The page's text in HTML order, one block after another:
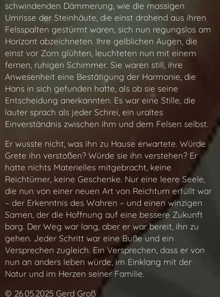
schwindenden Dämmerung, wie die massigen
Umrisse der Steinhäute, die einst drohend aus ihren
Felsspalten gestürmt waren, sich nun regungslos am
Horizont abzeichneten. Ihre gelblichen Augen, die
einst vor Zorn glühten, leuchteten nun mit einem
fernen, ruhigen Schimmer. Sie waren still, ihre
Anwesenheit eine Bestätigung der Harmonie, die
Hans in sich gefunden hatte, als ob sie seine
Entscheidung anerkannten. Es war eine Stille, die
lauter sprach als jeder Schrei, ein uraltes
Einverständnis zwischen ihm und dem Felsen selbst.
Er wusste nicht, was ihn zu Hause erwartete. Würde
Grete ihn verstoßen? Würde sie ihn verstehen? Er
hatte nichts Materielles mitgebracht, keine
Reichtümer, keine Geschenke. Nur eine leere Seele,
die nun von einer neuen Art von Reichtum erfüllt war
– der Erkenntnis des Wahren – und einen winzigen
Samen, der die Hoffnung auf eine bessere Zukunft
barg. Der Weg war lang, aber er war bereit, ihn zu
gehen. Jeder Schritt war eine Buße und ein
Versprechen zugleich. Ein Versprechen, dass er von
nun an anders leben würde, im Einklang mit der
Natur und im Herzen seiner Familie.
© 26.05.2025 Gerd Groß